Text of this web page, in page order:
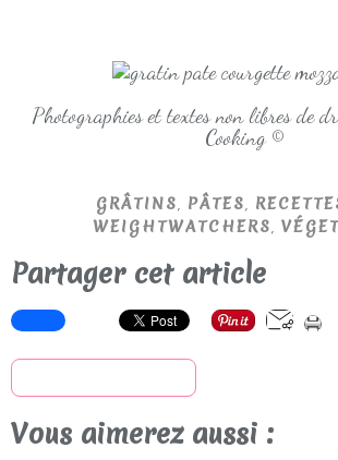
Photographies et textes non libres de
Cooking ©
GRÂTINS, PÂTES,
WEIGHTWATCHERS,
Partager cet article
Vous aimerez aussi :